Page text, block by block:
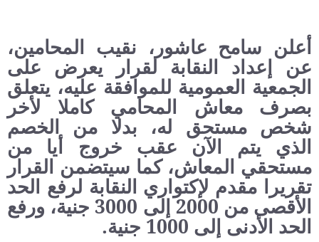
أعلن سامح عاشور، نقيب المحامين،
عن إعداد النقابة لقرار يعرض على
الجمعية العمومية للموافقة عليه، يتعلق
بصرف معاش المحامي كاملا لأخر
شخص مستحق له، بدلا من الخصم
الذي يتم الآن عقب خروج أيا من
مستحقي المعاش، كما سيتضمن القرار
تقريرا مقدم لإكتواري النقابة لرفع الحد
الأقصى من 2000 إلى 3000 جنية، ورفع
الحد الأدنى إلى 1000 جنية.